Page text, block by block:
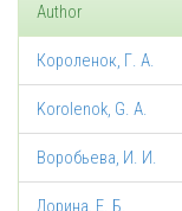
Author
Короленок, Г. А.
Korolenok, G. A.
Воробьева, И. И.
Дорина, Е. Б.